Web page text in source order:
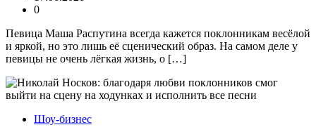
0
Певица Маша Распутина всегда кажется поклонникам весёлой
и яркой, но это лишь её сценический образ. На самом деле у
певицы не очень лёгкая жизнь, о […]
Шоу-бизнес